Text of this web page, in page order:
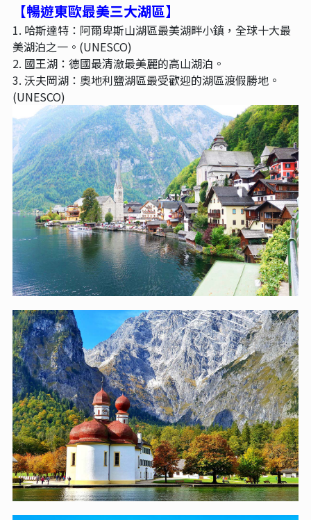
【暢遊東歐最美三大湖區】
1. 哈斯達特：阿爾卑斯山湖區最美湖畔小鎮，全球十大最
美湖泊之一。(UNESCO)
2. 國王湖：德國最清澈最美麗的高山湖泊。
3. 沃夫岡湖：奧地利鹽湖區最受歡迎的湖區渡假勝地。
(UNESCO)